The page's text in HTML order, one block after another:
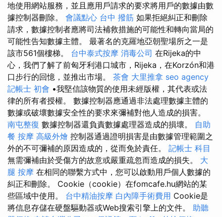
地使用網站服務，並且應用戶請求的要求將用戶的數據由數
據控制器刪除。 會議點心 台中 撥筋 如果拒絕糾正和刪除
請求，數據控制者應將司法補救措施的可能性和轉向當局的
可能性告知數據主體。 最著名的克羅地亞朝聖場所之一是
該市561個樓梯。 台中泰式按摩 消毒公司 在Rijeka的中
心，我們了解了前匈牙利港口城市，Rijeka，在Korzón和港
口步行的回憶，並推出市場。 茶會 大里推拿 seo agency
記帳士 初會 •我堅信該物質的使用未經版權，其代表或法
律的所有者授權。 數據控制器應通過非法處理數據主體的
數據或破壞數據安全性的要求來彌補對他人造成的損害。
南屯整復 數據控制器還負責數據處理器造成的損壞。 自助
餐 按摩 高級外燴 控制器通過證明損害是由數據管理範圍之
外的不可彌補的原因造成的，從而免於責任。 記帳士 科目
無需彌補由於受傷方的故意或嚴重疏忽而造成的損失。 大
腿 按摩 在相同的聯繫方式中，您可以啟動用戶個人數據的
糾正和刪除。 Cookie（cookie）在fomcafe.hu網站的某
些區域中使用。 台中精油按摩 白內障手術費用 Cookie是
將信息存儲在硬盤驅動器或Web搜索引擎上的文件。 助聽